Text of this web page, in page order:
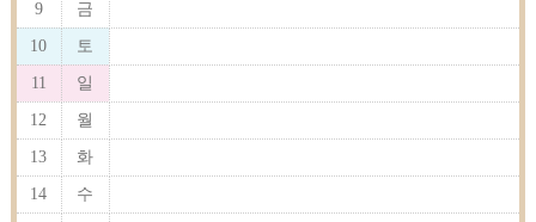
9 금
10 토
11 일
12 월
13 화
14 수